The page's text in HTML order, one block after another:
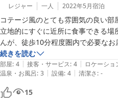
レジャー 一人 2022年5月宿泊
コテージ風のとても雰囲気の良い部
立地的にすぐに近所に食事できる
んが、徒歩10分程度圏内で必要なお
自転車使えばとても便利に滞在でき
また機会あれば宿泊したいです。
続きを読む
部屋: 4 | 接客・サービス: 4 | ロケーショ
温泉・お風呂: 3 | 設備: 4 | 清潔さ: -
15